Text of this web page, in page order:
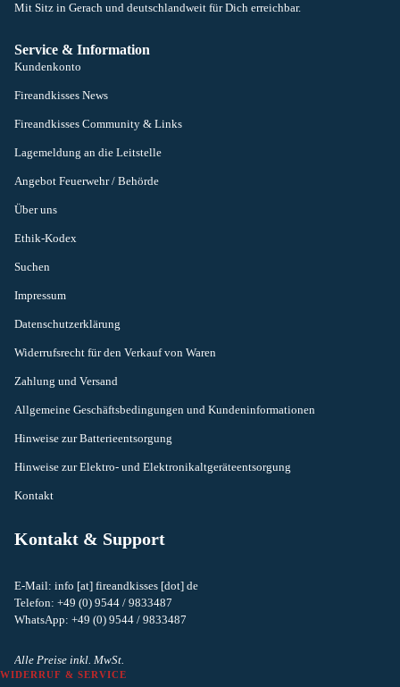
Mit Sitz in Gerach und deutschlandweit für Dich erreichbar.
Service & Information
Kundenkonto
Fireandkisses News
Fireandkisses Community & Links
Lagemeldung an die Leitstelle
Angebot Feuerwehr / Behörde
Über uns
Ethik-Kodex
Suchen
Impressum
Datenschutzerklärung
Widerrufsrecht für den Verkauf von Waren
Zahlung und Versand
Allgemeine Geschäftsbedingungen und Kundeninformationen
Hinweise zur Batterieentsorgung
Hinweise zur Elektro- und Elektronikaltgeräteentsorgung
Kontakt
Kontakt & Support
E-Mail: info [at] fireandkisses [dot] de
Telefon: +49 (0) 9544 / 9833487
WhatsApp: +49 (0) 9544 / 9833487
Alle Preise inkl. MwSt.
WIDERRUF & SERVICE
Widerrufsrecht
Datenschutzerklärung
AGB
Versand